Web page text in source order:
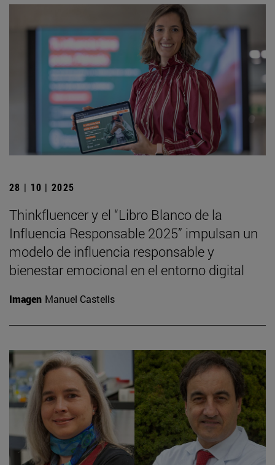
28 | 10 | 2025
Thinkfluencer y el “Libro Blanco de la
Influencia Responsable 2025” impulsan un
modelo de influencia responsable y
bienestar emocional en el entorno digital
Imagen Manuel Castells